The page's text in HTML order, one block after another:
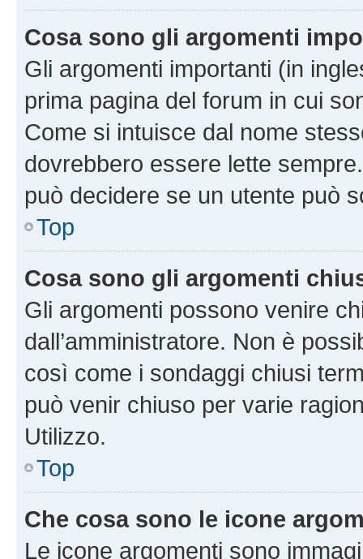
Cosa sono gli argomenti
Gli argomenti importanti (in
prima pagina del forum in cui
Come si intuisce dal nome
dovrebbero essere lette
può decidere se un utente può
Top
Cosa sono gli argomenti
Gli argomenti possono venire
dall’amministratore. Non è
così come i sondaggi chiusi
può venir chiuso per varie
Utilizzo.
Top
Che cosa sono le icone
Le icone argomenti sono